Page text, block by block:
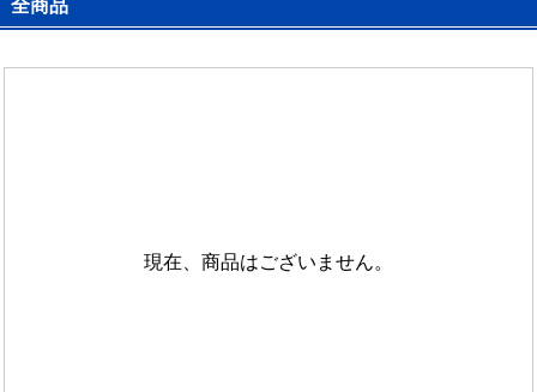
全商品
現在、商品はございません。